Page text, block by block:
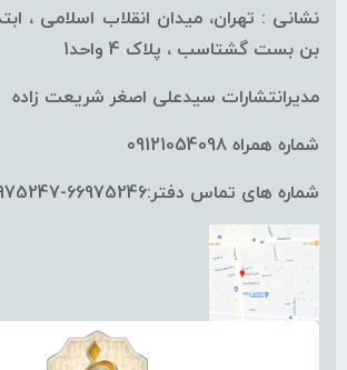
نشانی : تهران، میدان انقلاب اسلامی ،
بن بست گشتاسب ، پلاک 4 واحد1
مدیرانتشارات سیدعلی اصغر شریعت زاده
شماره همراه 09121054098
شماره های تماس دفتر:66975246-66975247-66961522